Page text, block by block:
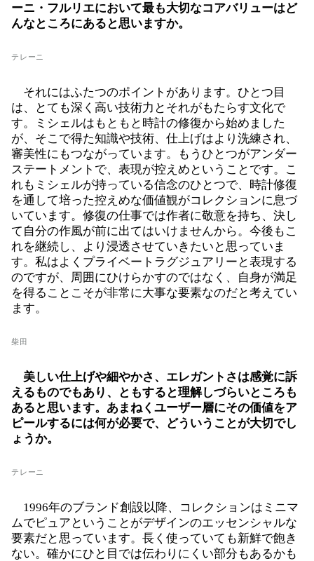
ーニ・フルリエにおいて最も大切なコアバリューはど
んなところにあると思いますか。
テレーニ
それにはふたつのポイントがあります。ひとつ目
は、とても深く高い技術力とそれがもたらす文化で
す。ミシェルはもともと時計の修復から始めました
が、そこで得た知識や技術、仕上げはより洗練され、
審美性にもつながっています。もうひとつがアンダー
ステートメントで、表現が控えめということです。こ
れもミシェルが持っている信念のひとつで、時計修復
を通して培った控えめな価値観がコレクションに息づ
いています。修復の仕事では作者に敬意を持ち、決し
て⾃分の作⾵が前に出てはいけませんから。今後もこ
れを継続し、より浸透させていきたいと思っていま
す。私はよくプライベートラグジュアリーと表現する
のですが、周囲にひけらかすのではなく、自身が満足
を得ることこそが非常に大事な要素なのだと考えてい
ます。
柴田
美しい仕上げや細やかさ、エレガントさは感覚に訴
えるものでもあり、ともすると理解しづらいところも
あると思います。あまねくユーザー層にその価値をア
ピールするには何が必要で、どういうことが大切でし
ょうか。
テレーニ
1996年のブランド創設以降、コレクションはミニマ
ムでピュアということがデザインのエッセンシャルな
要素だと思っています。長く使っていても新鮮で飽き
ない。確かにひと目では伝わりにくい部分もあるかも